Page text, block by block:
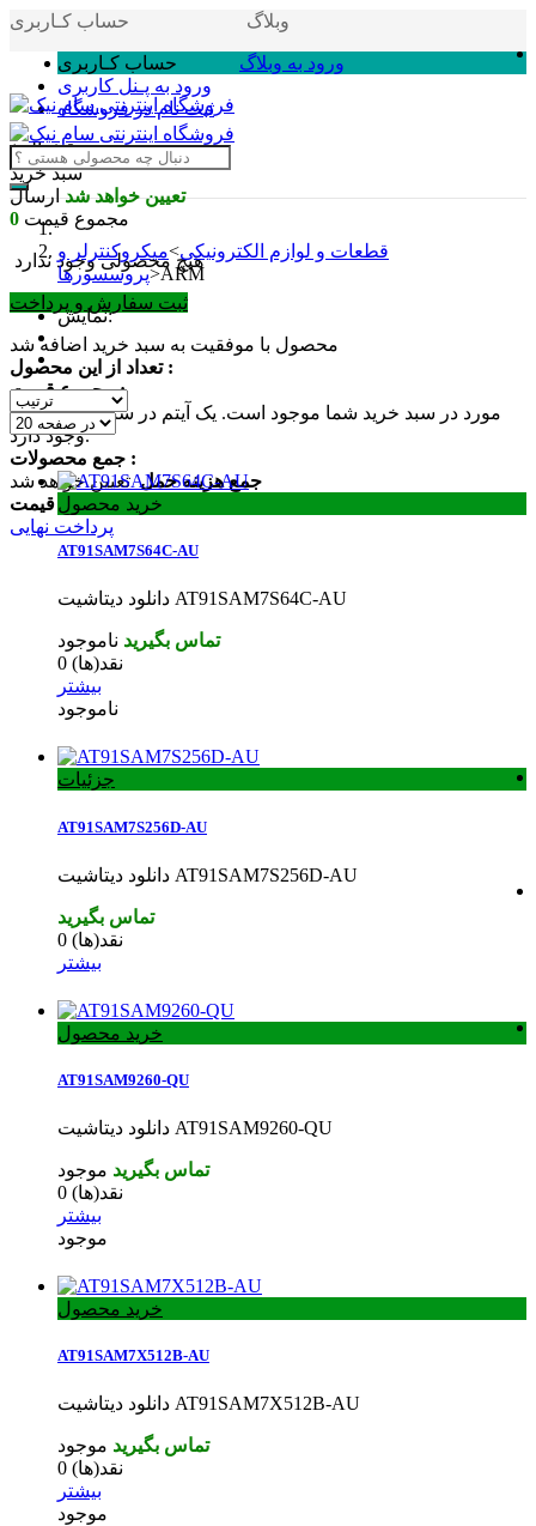
حساب کـاربری
حساب کـاربری
ورود به پـنل کاربری
ثبت نام در فروشگاه
سبد خرید 0 (خالی)
سبد خرید
تعیین خواهد شدارسال
0 مجموع قیمت
هیچ محصولی وجود ندارد
ثبت سفارش و پرداخت
محصول با موفقیت به سبد خرید اضافه شد
تعداد از این محصول :
مجموع قیمت :
0
مورد در سبد خرید شما موجود است. یک آیتم در سبد خرید شما
وجود دارد.
جمع محصولات :
جمع هزینه حملتعیین خواهد شد
مجموع قیمت :
پرداخت نهایی
وبلاگ
ورود به وبلاگ
قطعات و لوازم الکترونیکی>میکروکنترلر و
پروسسورها>ARM
نمایش:
خرید محصول
AT91SAM7S64C-AU
دانلود دیتاشیت AT91SAM7S64C-AU
تماس بگیرید ناموجود
0 نقد(ها)
بیشتر
ناموجود
جزئیات
AT91SAM7S256D-AU
دانلود دیتاشیت AT91SAM7S256D-AU
تماس بگیرید
0 نقد(ها)
بیشتر
خرید محصول
AT91SAM9260-QU
دانلود دیتاشیت AT91SAM9260-QU
تماس بگیرید موجود
0 نقد(ها)
بیشتر
موجود
خرید محصول
AT91SAM7X512B-AU
دانلود دیتاشیت AT91SAM7X512B-AU
تماس بگیرید موجود
0 نقد(ها)
بیشتر
موجود